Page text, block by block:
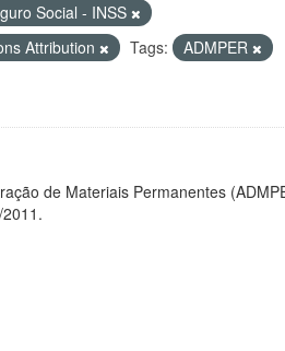
Social - INSS
Attribution Tags:
ADMPER
de Materiais Permanentes